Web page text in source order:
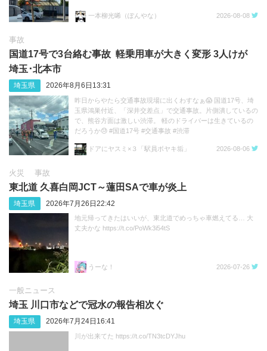
一本柳光唏（ぽんやな） 2026-08-08
事故
国道17号で3台絡む事故 軽乗用車が大きく変形 3人けが
埼玉･北本市
埼玉県 2026年8月6日13:31
昨日からやたら交通事故現場に出くわすなぁ😱 国道17号、埼
玉県鴻巣付近、「深井交差点」で交通事故。片側潰しているの
で、熊谷方面は激しい渋滞。 軽のドライバーは生きているの
だろうか😓 #国道17号 #交通事故 #渋滞
ドアにヤスミ×３「駅員ボヤキ垢」
2026-08-06
火災 事故
東北道 久喜白岡JCT～蓮田SAで車が炎上
埼玉県 2026年7月26日22:42
地元帰ってきたはいいが、東北道でめっちゃ車燃えてる… 大
丈夫かな https://t.co/PoWk3i54tS
うーな！ 2026-07-26
一般ニュース
埼玉 川口市などで冠水の報告相次ぐ
埼玉県 2026年7月24日16:41
川が出来てた https://t.co/TN3tcDYJhu